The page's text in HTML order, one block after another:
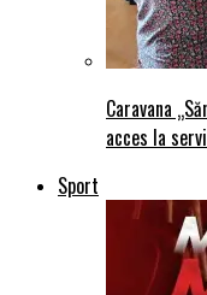
Caravana
acces la
Sport